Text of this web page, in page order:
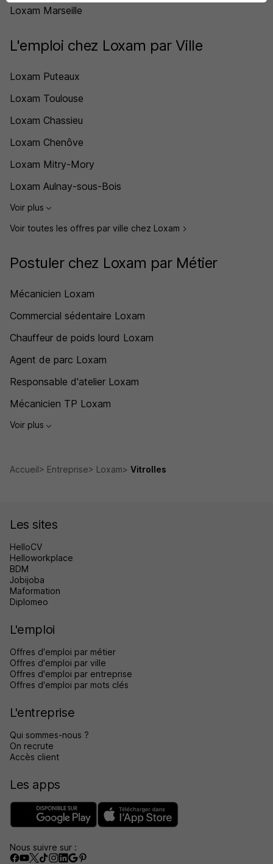
Loxam Marseille
L'emploi chez Loxam par Ville
Loxam Puteaux
Loxam Toulouse
Loxam Chassieu
Loxam Chenôve
Loxam Mitry-Mory
Loxam Aulnay-sous-Bois
Voir plus
Voir toutes les offres par ville chez Loxam
Postuler chez Loxam par Métier
Mécanicien Loxam
Commercial sédentaire Loxam
Chauffeur de poids lourd Loxam
Agent de parc Loxam
Responsable d'atelier Loxam
Mécanicien TP Loxam
Voir plus
Accueil Entreprise Loxam Vitrolles
Les sites
HelloCV
Helloworkplace
BDM
Jobijoba
Maformation
Diplomeo
L'emploi
Offres d'emploi par métier
Offres d'emploi par ville
Offres d'emploi par entreprise
Offres d'emploi par mots clés
L'entreprise
Qui sommes-nous ?
On recrute
Accès client
Les apps
Nous suivre sur :